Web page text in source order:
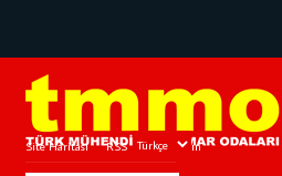
Site Haritası RSS Bize Ulaşın